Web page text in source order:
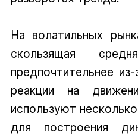
На волатильных
скользящая
предпочтительнее
реакции на
используют
для построения